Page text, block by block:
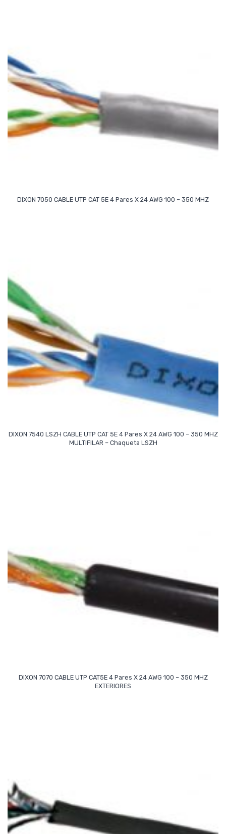
DIXON 7050 CABLE UTP CAT 5E 4 Pares X 24 AWG 100 – 350 MHZ
DIXON 7540 LSZH CABLE UTP CAT 5E 4 Pares X 24 AWG 100 – 350 MHZ
MULTIFILAR – Chaqueta LSZH
Read More
DIXON 7070 CABLE UTP CAT5E 4 Pares X 24 AWG 100 – 350 MHZ
EXTERIORES
Read More